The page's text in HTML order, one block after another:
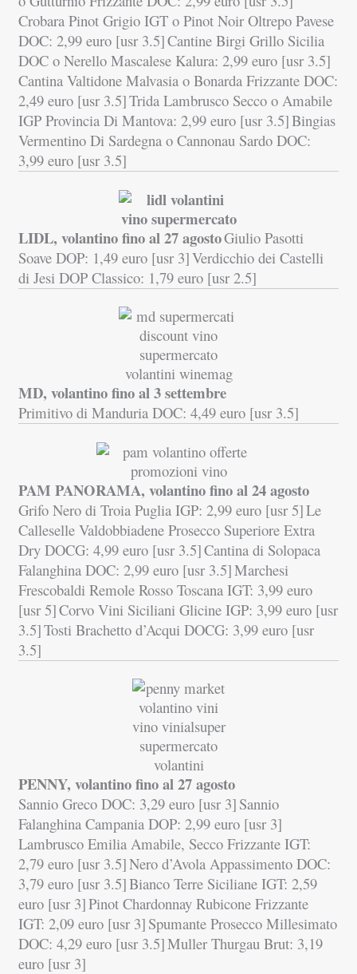
Crobara Pinot Grigio IGT o Pinot Noir Oltrepo Pavese
DOC: 2,99 euro [usr 3.5]Cantine Birgi Grillo Sicilia
DOC o Nerello Mascalese Kalura: 2,99 euro [usr 3.5]
Cantina Valtidone Malvasia o Bonarda Frizzante DOC:
2,49 euro [usr 3.5]Trida Lambrusco Secco o Amabile
IGP Provincia Di Mantova: 2,99 euro [usr 3.5]Bingias
Vermentino Di Sardegna o Cannonau Sardo DOC:
3,99 euro [usr 3.5]
LIDL, volantino fino al 27 agostoGiulio Pasotti
Soave DOP: 1,49 euro [usr 3]Verdicchio dei Castelli
di Jesi DOP Classico: 1,79 euro [usr 2.5]
MD, volantino fino al 3 settembre
Primitivo di Manduria DOC: 4,49 euro [usr 3.5]
PAM PANORAMA, volantino fino al 24 agosto
Grifo Nero di Troia Puglia IGP: 2,99 euro [usr 5]Le
Calleselle Valdobbiadene Prosecco Superiore Extra
Dry DOCG: 4,99 euro [usr 3.5]Cantina di Solopaca
Falanghina DOC: 2,99 euro [usr 3.5]Marchesi
Frescobaldi Remole Rosso Toscana IGT: 3,99 euro
[usr 5]Corvo Vini Siciliani Glicine IGP: 3,99 euro [usr
3.5]Tosti Brachetto d’Acqui DOCG: 3,99 euro [usr
3.5]
PENNY, volantino fino al 27 agosto
Sannio Greco DOC: 3,29 euro [usr 3] Sannio
Falanghina Campania DOP: 2,99 euro [usr 3]
Lambrusco Emilia Amabile, Secco Frizzante IGT:
2,79 euro [usr 3.5]Nero d’Avola Appassimento DOC:
3,79 euro [usr 3.5]Bianco Terre Siciliane IGT: 2,59
euro [usr 3]Pinot Chardonnay Rubicone Frizzante
IGT: 2,09 euro [usr 3] Spumante Prosecco Millesimato
DOC: 4,29 euro [usr 3.5]Muller Thurgau Brut: 3,19
euro [usr 3]